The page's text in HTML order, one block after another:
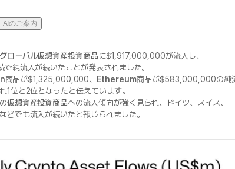
AIのご案内
グローバル仮想資産投資商品に$1,917,000,000が流入し、
で純流入が続いたことが発表されました。
商品が$1,325,000,000、 Ethereum商品が$583,000,000の純流
1位と2位となったと伝えています。
仮想資産投資商品への流入傾向が強く見られ、ドイツ、スイス、
どでも流入が続いたと報じられました。